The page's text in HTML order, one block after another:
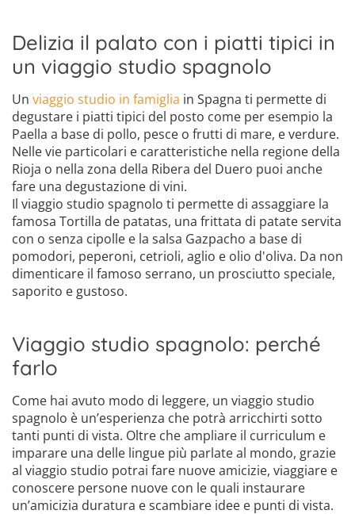
Delizia il palato con i piatti tipici in
un viaggio studio spagnolo
Un viaggio studio in famiglia in Spagna ti permette di
degustare i piatti tipici del posto come per esempio la
Paella a base di pollo, pesce o frutti di mare, e verdure.
Nelle vie particolari e caratteristiche nella regione della
Rioja o nella zona della Ribera del Duero puoi anche
fare una degustazione di vini.
Il viaggio studio spagnolo ti permette di assaggiare la
famosa Tortilla de patatas, una frittata di patate servita
con o senza cipolle e la salsa Gazpacho a base di
pomodori, peperoni, cetrioli, aglio e olio d'oliva. Da non
dimenticare il famoso serrano, un prosciutto speciale,
saporito e gustoso.
Viaggio studio spagnolo: perché
farlo
Come hai avuto modo di leggere, un viaggio studio
spagnolo è un’esperienza che potrà arricchirti sotto
tanti punti di vista. Oltre che ampliare il curriculum e
imparare una delle lingue più parlate al mondo, grazie
al viaggio studio potrai fare nuove amicizie, viaggiare e
conoscere persone nuove con le quali instaurare
un’amicizia duratura e scambiare idee e punti di vista.